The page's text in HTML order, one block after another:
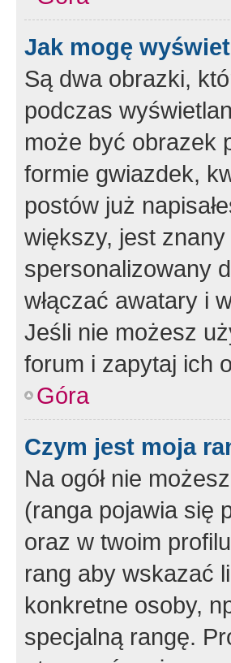
Jak mogę
Są dwa obrazki,
podczas
może być obrazek
formie gwiazdek,
postów już
większy, jest
spersonalizowany
włączać awatary i
Jeśli nie możesz
forum i zapytaj ich
Góra
Czym jest moja
Na ogół nie
(ranga pojawia się
oraz w twoim
rang aby wskazać
konkretne osoby,
specjalną rangę.